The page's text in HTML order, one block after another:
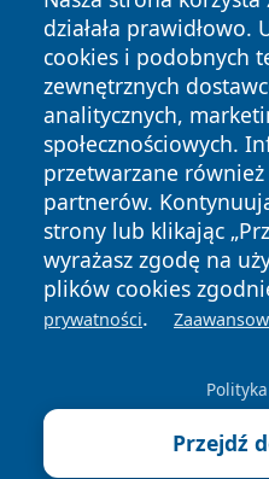
działała
cookies i podobnych
zewnętrznych
analitycznych,
społecznościowych.
przetwarzane również
partnerów.
strony lub klikając
wyrażasz zgodę na
plików cookies
prywatności.
Przejdź
Copyright © 2026
zastrzeżone.
News Autorzy
Polityka